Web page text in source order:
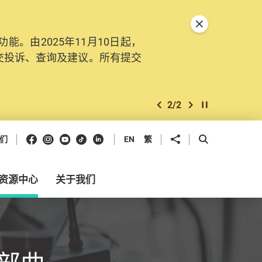
。由2025年11月10日起，
诉、查询及建议。所有提交
上一个
2/2 下一个开始/暂停幻灯
关闭特別通告
Facebook
Instagram
Youtube
抖音领英 EN 繁 分享到 开启搜寻框
源中心 关于我们